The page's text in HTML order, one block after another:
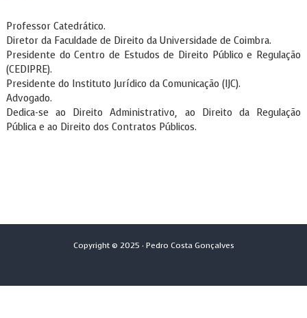
Professor Catedrático.
Diretor da Faculdade de Direito da Universidade de Coimbra.
Presidente do Centro de Estudos de Direito Público e Regulação
(CEDIPRE).
Presidente do Instituto Jurídico da Comunicação (IJC).
Advogado.
Dedica-se ao Direito Administrativo, ao Direito da Regulação
Pública e ao Direito dos Contratos Públicos.
Copyright © 2025 · Pedro Costa Gonçalves